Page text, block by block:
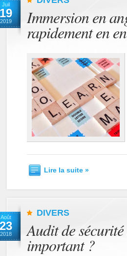
Juil
19
2019 Immersion en
rapidement en
Lire la suite »
Août
23
2018
DIVERS
Audit de
important ?